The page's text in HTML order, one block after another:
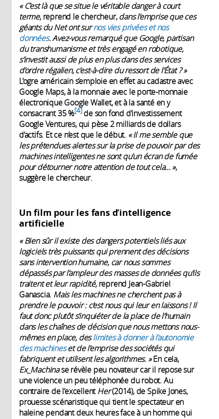
« C’est là que se situe le véritable danger à court
terme, reprend le chercheur,dans l’emprise que ces
géants du Net ont surnos vies privées et nos
données. Avez-vous remarqué que Google, partisan
du transhumanisme et très engagé en robotique,
s’investit aussi de plus en plus dans des services
d’ordre régalien, c’est-à-dire du ressort de l’État ? »
L’ogre américain s’emploie en effet au cadastre avec
Google Maps, à la monnaie avec le porte-monnaie
électronique Google Wallet, et à la santé en y
consacrant 35 % 4 de son fond d’investissement
Google Ventures, qui pèse 2 milliards de dollars
d’actifs. Et ce n’est que le début. «Il me semble que
les prétendues alertes sur la prise de pouvoir par des
machines intelligentes ne sont qu’un écran de fumée
pour détourner notre attention de tout cela… »,
suggère le chercheur.
Un film pour les fans d’intelligence
artificielle
« Bien sûr il existe des dangers potentiels liés aux
logiciels très puissants qui prennent des décisions
sans intervention humaine, car nous sommes
dépassés par l’ampleur des masses de données qu’ils
traitent et leur rapidité,reprend Jean-Gabriel
Ganascia. Mais les machines ne cherchent pas à
prendre le pouvoir : c’est nous qui leur en laissons! Il
faut donc plutôt s’inquiéter de la place de l’humain
dans les chaînes de décision que nous mettons nous-
mêmes en place, deslimites à donner à l’autonomie
des machineset de l’emprise des sociétés qui
fabriquent et utilisent les algorithmes. »En cela,
Ex_Machinase révèle peu novateur car il repose sur
une violence un peu téléphonée du robot. Au
contraire de l’excellentHer(2014), de Spike Jones,
prouesse scénaristique qui tient le spectateur en
haleine pendant deux heures face à un homme qui